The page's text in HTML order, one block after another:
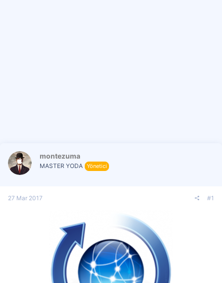
montezuma
MASTER YODA Yönetici
27 Mar 2017 #1